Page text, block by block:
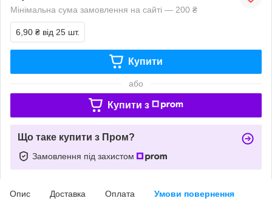
Мінімальна сума замовлення на сайті — 200 ₴
6,90 ₴ від 25 шт.
Купити
або
Купити з
Що таке купити з Пром?
Замовлення під захистом
Опис Доставка Оплата Умови повернення